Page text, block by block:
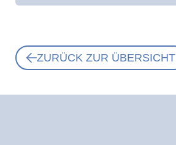
ZURÜCK ZUR ÜBERSICHT